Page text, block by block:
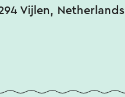
Vijlen, Netherlands